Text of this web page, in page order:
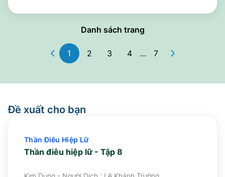
Danh sách trang
1 2 3 4 … 7
Đề xuất cho bạn
Thần Điêu Hiệp Lữ
Thần điêu hiệp lữ - Tập 8